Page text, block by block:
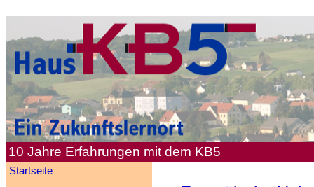
10 Jahre Erfahrungen mit dem KB5
Startseite